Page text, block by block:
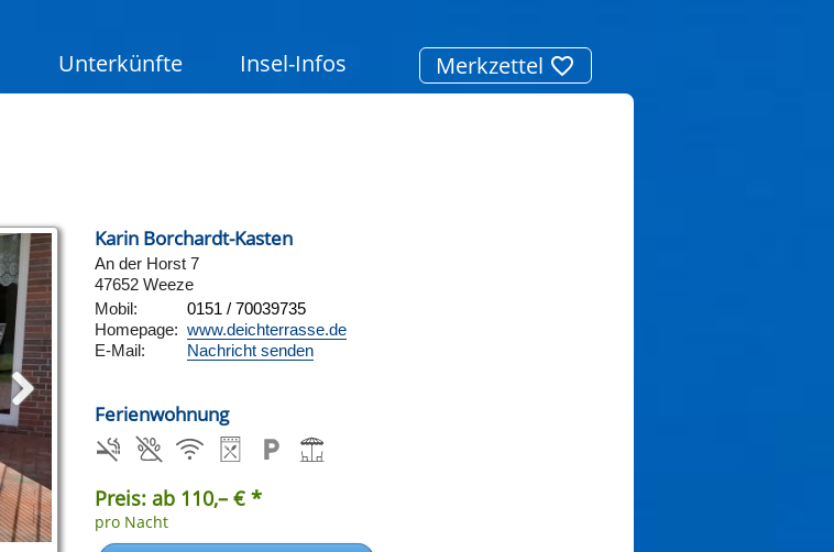
Unterkünfte Insel-Infos Merkzettel
Karin Borchardt-Kasten
An der Horst 7
47652 Weeze
Mobil:
0151 / 70039735
Homepage: www.deichterrasse.de
E-Mail:
Nachricht senden
Ferienwohnung
Preis: ab 110,– € *
pro Nacht